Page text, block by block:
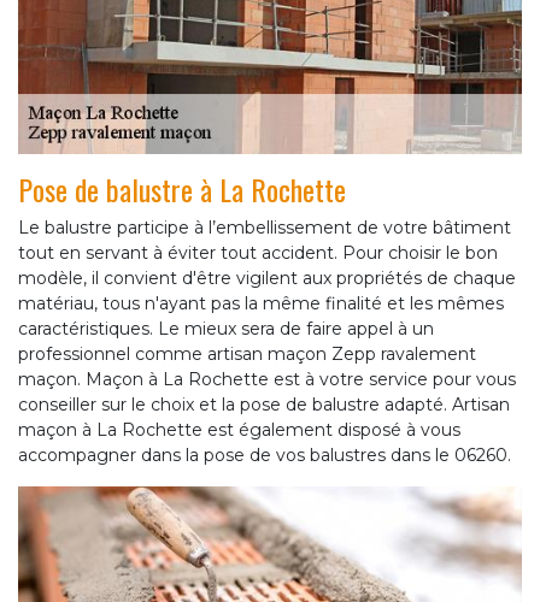
Pose de balustre à La Rochette
Le balustre participe à l’embellissement de votre bâtiment
tout en servant à éviter tout accident. Pour choisir le bon
modèle, il convient d'être vigilent aux propriétés de chaque
matériau, tous n'ayant pas la même finalité et les mêmes
caractéristiques. Le mieux sera de faire appel à un
professionnel comme artisan maçon Zepp ravalement
maçon. Maçon à La Rochette est à votre service pour vous
conseiller sur le choix et la pose de balustre adapté. Artisan
maçon à La Rochette est également disposé à vous
accompagner dans la pose de vos balustres dans le 06260.